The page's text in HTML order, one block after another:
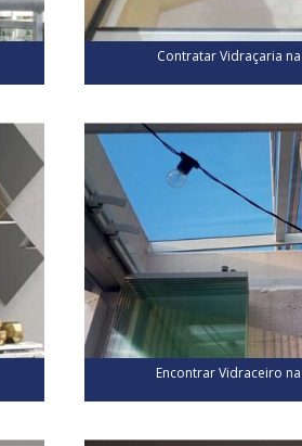
Contratar Vidraçaria
Encontrar Vidraceiro